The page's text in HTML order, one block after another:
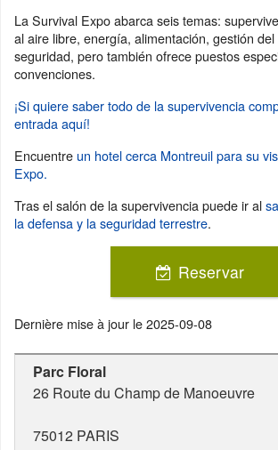
La Survival Expo abarca seis temas:
al aire libre, energía, alimentación, gestión
seguridad, pero también ofrece puestos
convenciones.
¡Si quiere saber todo de la supervivencia
entrada aquí!
Encuentre un hotel cerca Montreuil para su
Expo.
Tras el salón de la supervivencia puede ir al
la defensa y la seguridad terrestre.
Reservar
Dernière mise à jour le2025-09-08
Parc Floral
26 Route du Champ de Manoeuvre
75012 PARIS